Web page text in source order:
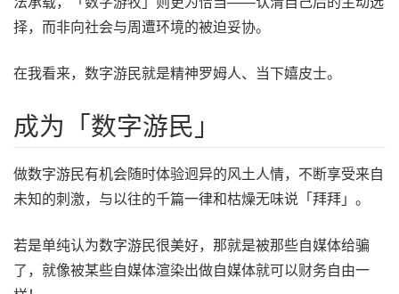
择，而非向社会与周遭环境的被迫妥协。
在我看来，数字游民就是精神罗姆人、当下嬉皮士。
成为「数字游民」
做数字游民有机会随时体验迥异的风土人情，不断享受来自
未知的刺激，与以往的千篇一律和枯燥无味说「拜拜」。
若是单纯认为数字游民很美好，那就是被那些自媒体给骗
了，就像被某些自媒体渲染出做自媒体就可以财务自由一